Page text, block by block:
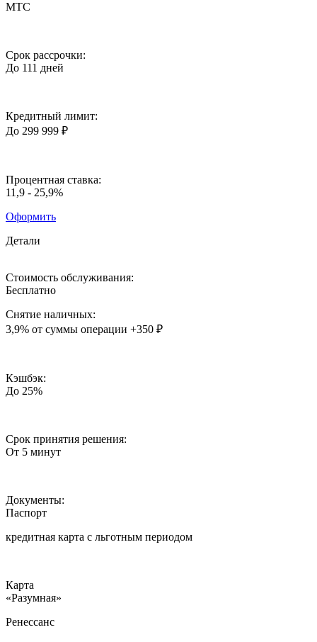
МТС
Срок рассрочки:
До 111 дней
Кредитный лимит:
До 299 999 ₽
Процентная ставка:
11,9 - 25,9%
Оформить
Детали
Стоимость обслуживания:
Бесплатно
Снятие наличных:
3,9% от суммы операции +350 ₽
Кэшбэк:
До 25%
Срок принятия решения:
От 5 минут
Документы:
Паспорт
кредитная карта c льготным периодом
Карта
«Разумная»
Ренессанс